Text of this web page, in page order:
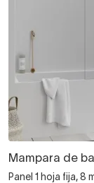
Mampara de
Panel 1 hoja fija, 8